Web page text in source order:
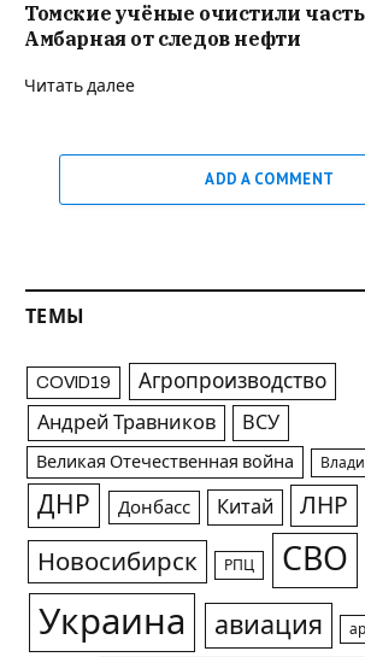
Томские учёные очистили
Амбарная от следов нефти
Читать далее
ADD A COMMENT
ТЕМЫ
COVID19 Агропроизводство
Андрей Травников ВСУ
Великая Отечественная война
ДНР Донбасс Китай ЛНР
Новосибирск РПЦ СВО
Украина авиация